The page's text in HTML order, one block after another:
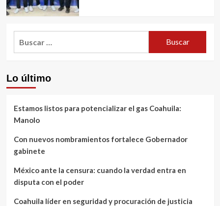
Lo último
Estamos listos para potencializar el gas Coahuila:
Manolo
Con nuevos nombramientos fortalece Gobernador
gabinete
México ante la censura: cuando la verdad entra en
disputa con el poder
Coahuila líder en seguridad y procuración de justicia